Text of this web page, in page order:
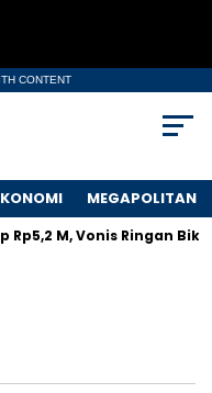
CONTENT
MEGAPOLITAN
Rp5,2 M, Vonis Ringan